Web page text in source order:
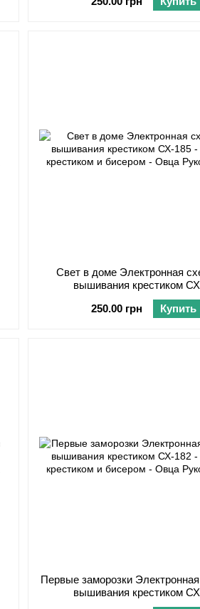
Свет в доме Электронная
вышивания крестиком
250.00 грн
Купить
Первые заморозки
вышивания крестиком